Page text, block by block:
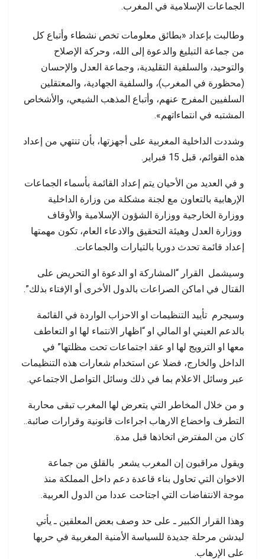
الجماعات الإسلامية في المغرب.
وطالبت بإعداد «بطائق معلومات تخص نشطاء وأتباع كل
من جماعة التبليغ والدعوة إلى الله، وحركة الإصلاح
والتوحيد، والسلفية التقليدية، وجماعة العدل والإحسان
(محظورة في المغرب)، والسلفية الجهادية، والمعتقلين
السلفيين المفرج عنهم، وأتباع المذهب الشيعي، والأشخاص
المشتبه في انتماءاتهم».
وشددت الداخلية المغربية على أجهزتها، بأن تنتهي من إعداد
هذه القوائم، قبل 15 فبراير.
و في العديد من الأحيان يتم إعداد القائمة بأسماء الجماعات
الإرهابية بالتعاون مع لجنة مشكلة من وزارة الداخلية
ووزارة الخارجية ووزارة الشؤون الإسلامية والأوقاف
ووزارة العدل وهيئة التحقيق والادعاء العام، تكون مهمتها
إعداد قائمة تحدث دوريا بالتيارات والجماعات.
وسيشمل القرار “المشاركة او الدعوة او التحريض على
القتال في اماكن الصراعات بالدول الأخرى أو الإفتاء بذلك”.
وسيجرم تأييد التنظيمات او الاحزاب الواردة في القائمة
بالدعم العيني او المالي او “اظهار الانتماء لها او التعاطف
معها او الترويج لها او عقد اجتماعات تحت مظلتها” في
الداخل والخارج، فضلا عن استخدام شعارات هذه التنظيمات
عبر وسائل الاعلام بما في ذلك وسائل التواصل الاجتماعي.
و من خلال المخاطر التي يتعرض لها المغرب تبقى محاربة
التطرف واخضاع الارهاب اجراءات قانونية وقرارات صائبة..
كان من المفترض اتخاذها قبل مدة.
ويقول مراقبون إن المغرب يشعر بالقلق من جماعة
الاخوان التي تحاول بناء قاعدة دعم داخل المملكة منذ
موجة الانتفاضات التي اجتاحت عددا من الدول العربية.
وهذا القرار الكبير ـ على حد وصف بعض المعلقين ـ يأتي
ليدشن مرحلة جديدة للسياسة الأمنية المغربية في حربها
على الإرهاب.